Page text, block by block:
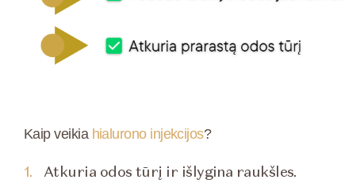
Kaip veikia hialurono injekcijos?
Atkuria odos tūrį ir išlygina raukšles.